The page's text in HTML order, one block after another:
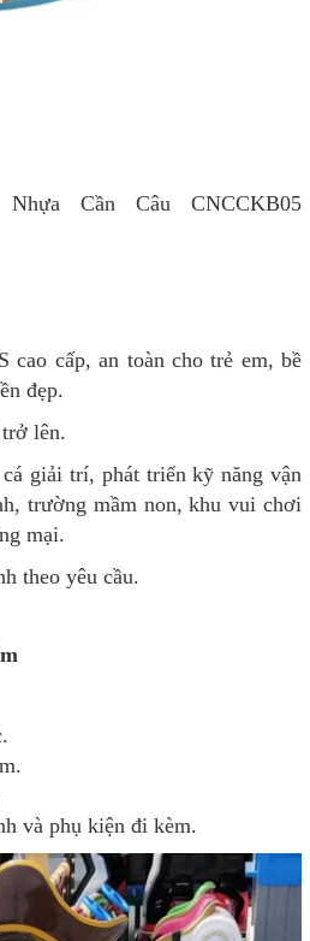
Cần Câu CNCCKB05
cao cấp, an toàn cho trẻ em, bề
đẹp.
lên.
giải trí, phát triển kỹ năng vận
trường mầm non, khu vui chơi
mại.
theo yêu cầu.
và phụ kiện đi kèm.